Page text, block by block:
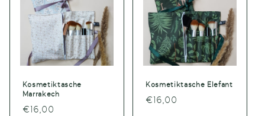
Kosmetiktasche
Marrakech
Normaler
€16,00
Kosmetiktasche Elefant
Normaler
€16,00